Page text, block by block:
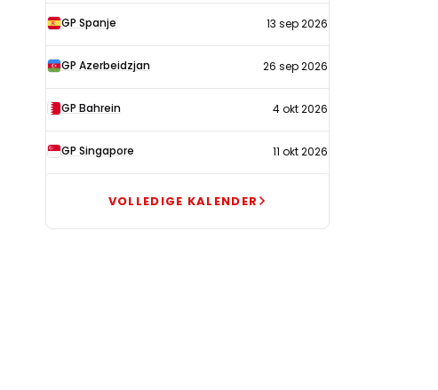
GP Spanje 13 sep 2026
GP Azerbeidzjan 26 sep 2026
GP Bahrein 4 okt 2026
GP Singapore 11 okt 2026
VOLLEDIGE KALENDER